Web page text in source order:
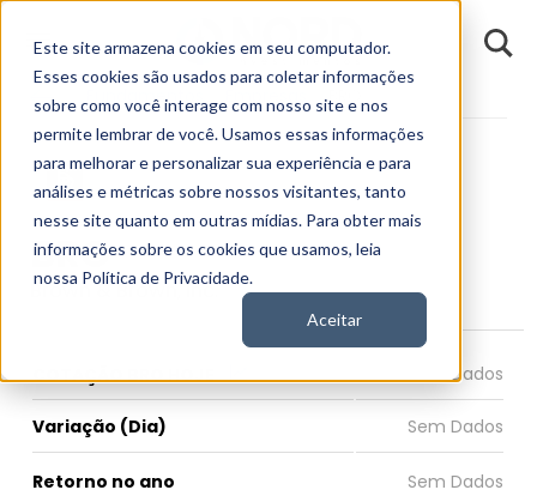
Este site armazena cookies em seu computador.
Esses cookies são usados para coletar informações
sobre como você interage com nosso site e nos
permite lembrar de você. Usamos essas informações
para melhorar e personalizar sua experiência e para
análises e métricas sobre nossos visitantes, tanto
nesse site quanto em outras mídias. Para obter mais
informações sobre os cookies que usamos, leia
nossa Política de Privacidade.
Aceitar
Fundamentos BRO
BRO
Brown & Brown, Inc.
COTAÇÃO BRO HOJE
Variação (Dia)
Retorno no ano